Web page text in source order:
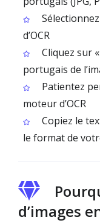
d’OCR
Cliquez sur
portugais de
Patientez
moteur d’OCR
Copiez le
le format de
d’images